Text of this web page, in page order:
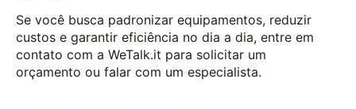
Se você busca padronizar equipamentos, reduzir
custos e garantir eficiência no dia a dia, entre em
contato com a WeTalk.it para solicitar um
orçamento ou falar com um especialista.